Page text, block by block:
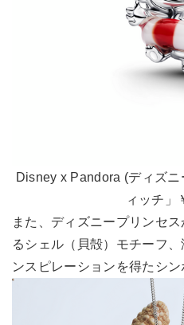
Disney x Pandora (ディズ
ィッチ」
また、ディズニープリンセ
るシェル（貝殻）モチーフ
ンスピレーションを得たシン